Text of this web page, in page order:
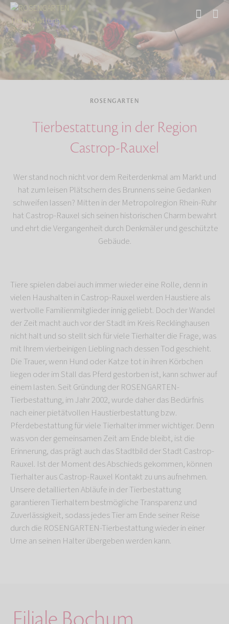
Start
ROSENGARTEN
Tierbestattung in der Region
Castrop-Rauxel
Wer stand noch nicht vor dem Reiterdenkmal am Markt und
hat zum leisen Plätschern des Brunnens seine Gedanken
schweifen lassen? Mitten in der Metropolregion Rhein-Ruhr
hat Castrop-Rauxel sich seinen historischen Charm bewahrt
und ehrt die Vergangenheit durch Denkmäler und geschützte
Gebäude.
Tiere spielen dabei auch immer wieder eine Rolle, denn in
vielen Haushalten in Castrop-Rauxel werden Haustiere als
wertvolle Familienmitglieder innig geliebt. Doch der Wandel
der Zeit macht auch vor der Stadt im Kreis Recklinghausen
nicht halt und so stellt sich für viele Tierhalter die Frage, was
mit Ihrem vierbeinigen Liebling nach dessen Tod geschieht.
Die Trauer, wenn Hund oder Katze tot in ihren Körbchen
liegen oder im Stall das Pferd gestorben ist, kann schwer auf
einem lasten. Seit Gründung der ROSENGARTEN-
Tierbestattung, im Jahr 2002, wurde daher das Bedürfnis
nach einer pietätvollen Haustierbestattung bzw.
Pferdebestattung für viele Tierhalter immer wichtiger. Denn
was von der gemeinsamen Zeit am Ende bleibt, ist die
Erinnerung, das prägt auch das Stadtbild der Stadt Castrop-
Rauxel. Ist der Moment des Abschieds gekommen, können
Tierhalter aus Castrop-Rauxel Kontakt zu uns aufnehmen.
Unsere detaillierten Abläufe in der Tierbestattung
garantieren Tierhaltern bestmögliche Transparenz und
Zuverlässigkeit, sodass jedes Tier am Ende seiner Reise
durch die ROSENGARTEN-Tierbestattung wieder in einer
Urne an seinen Halter übergeben werden kann.